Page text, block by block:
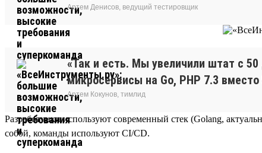
Артем Денисов, ведущий тестировщик
«Так и есть. Мы увеличили штат с
микросервисы на Go, PHP 7.3 вместо
Артем Кокунов, тимлид
Разработчики используют современный стек (Golang,
собой, команды используют CI/CD.